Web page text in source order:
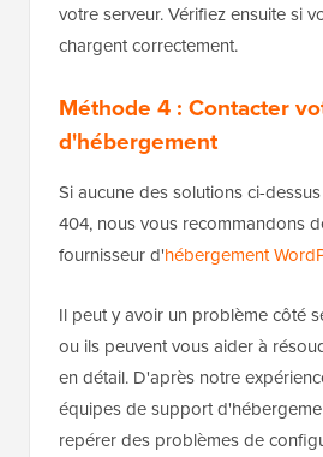
votre serveur. Vérifiez ensuite si
chargent correctement.
Méthode 4 : Contacter
d'hébergement
Si aucune des solutions ci-
404, nous vous recommandons
fournisseur d'hébergement
Il peut y avoir un problème côté
ou ils peuvent vous aider à
en détail. D'après notre
équipes de support
repérer des problèmes de